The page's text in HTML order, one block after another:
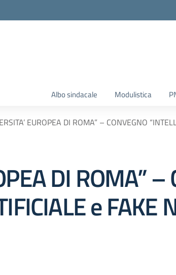
Albo sindacale Modulistica
EUROPEA DI ROMA” – CONVEGNO
DI ROMA” –
e FAKE